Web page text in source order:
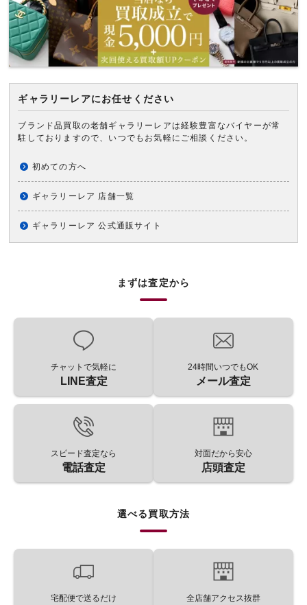
ギャラリーレアにお任せください
ブランド品買取の老舗ギャラリーレアは経験豊富なバイヤーが常
駐しておりますので、いつでもお気軽にご相談ください。
初めての方へ
ギャラリーレア 店舗一覧
ギャラリーレア 公式通販サイト
まずは査定から
チャットで気軽に
LINE査定
24時間いつでもOK
メール査定
スピード査定なら
電話査定
対面だから安心
店頭査定
選べる買取方法
宅配便で送るだけ 全店舗アクセス抜群